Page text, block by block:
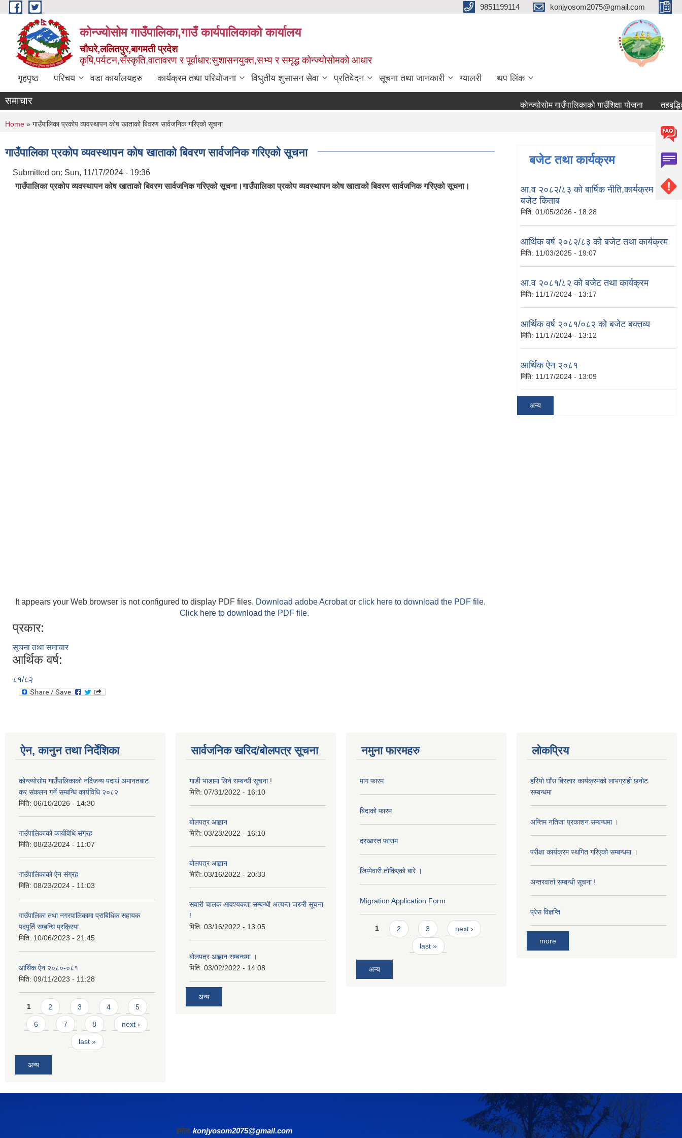
Skip to main content 9851199114 konjyosom2075@gmail.com
कोन्ज्योसोम गाउँपालिका,गाउँ कार्यपालिकाको कार्यालय
चौघरे,ललितपुर,बागमती प्रदेश
कृषि,पर्यटन,सँस्कृति,वातावरण र पूर्वाधार:सुशासनयुक्त,सभ्य र समृद्ध कोन्ज्योसोमको आधार
गृहपृष्ठ परिचय वडा कार्यालयहरु कार्यक्रम तथा परियोजना विधुतीय शुसासन सेवा प्रतिवेदन सूचना तथा जानकारी ग्यालरी थप लिंक
समाचार कोन्ज्योसोम गाउँपालिकाको गाउँशिक्षा योजना
You are here
Home » गाउँपालिका प्रकोप व्यवस्थापन कोष खाताको बिवरण सार्वजनिक गरिएको सूचना
गाउँपालिका प्रकोप व्यवस्थापन कोष खाताको बिवरण सार्वजनिक गरिएको सूचना
Submitted on: Sun, 11/17/2024 - 19:36
गाउँपालिका प्रकोप व्यवस्थापन कोष खाताको बिवरण सार्वजनिक गरिएको सूचना।गाउँपालिका प्रकोप व्यवस्थापन कोष खाताको बिवरण सार्वजनिक गरिएको सूचना।
It appears your Web browser is not configured to display PDF files. Download adobe Acrobator click here to download the PDF file.
Click here to download the PDF file.
प्रकार:
सूचना तथा समाचार
आर्थिक वर्ष:
८१/८२
बजेट तथा कार्यक्रम
आ.व २०८२/८३ को बार्षिक नीति,कार्यक्रम तथा
बजेट किताब
मिति: 01/05/2026 - 18:28
आर्थिक बर्ष २०८२/८३ को बजेट तथा कार्यक्रम
मिति: 11/03/2025 - 19:07
आ.व २०८१/८२ को बजेट तथा कार्यक्रम
मिति: 11/17/2024 - 13:17
आर्थिक वर्ष २०८१/०८२ को बजेट बक्तव्य
मिति: 11/17/2024 - 13:12
आर्थिक ऐन २०८१
मिति: 11/17/2024 - 13:09
अन्य
ऐन, कानुन तथा निर्देशिका
कोन्ज्योसोम गाउँपालिकाको नदिजन्य पदार्थ अमानतबाट
कर संकलन गर्ने सम्बन्धि कार्यविधि २०८२
मिति: 06/10/2026 - 14:30
गाउँपालिकाको कार्यविधि संग्रह
मिति: 08/23/2024 - 11:07
गाउँपालिकाको ऐन संग्रह
मिति: 08/23/2024 - 11:03
गाउँपालिका तथा नगरपालिकामा प्राबिधिक सहायक
पदपूर्ति सम्बन्धि प्रक्रिया
मिति: 10/06/2023 - 21:45
आर्थिक ऐन २०८०-०८१
मिति: 09/11/2023 - 11:28
Pages
1 2 3 4 5
6 7 8 next ›
last »
अन्य
सार्वजनिक खरिद/बोलपत्र सूचना
गाडी भाडामा लिने सम्बन्धी सूचना !
मिति: 07/31/2022 - 16:10
बोलपत्र आह्वान
मिति: 03/23/2022 - 16:10
बोलपत्र आह्वान
मिति: 03/16/2022 - 20:33
सवारी चालक आवश्यकता सम्बन्धी अत्यन्त जरुरी सूचना
!
मिति: 03/16/2022 - 13:05
बोलपत्र आह्वान सम्बन्धमा ।
मिति: 03/02/2022 - 14:08
अन्य
नमुना फारमहरु
माग फारम
बिदाको फारम
दरखास्त फाराम
जिम्मेवारी तोकिएको बारे ।
Migration Application Form
Pages
1 2 3 next ›
last »
अन्य
लोकप्रिय
हरियो घाँस बिस्तार कार्यक्रमको लाभग्राही छनोट
सम्बन्धमा
अन्तिम नतिजा प्रकाशन सम्बन्धमा ।
परीक्षा कार्यक्रम स्थगित गरिएको सम्बन्धमा ।
अन्तरवार्ता सम्बन्धी सूचना !
प्रेस विज्ञप्ति
more
इमेल: konjyosom2075@gmail.com